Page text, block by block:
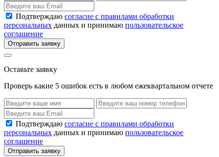
Подтверждаю согласие с правилами обработки
персональных данных и принимаю пользовательское
соглашение
Отправить заявку
Оставьте заявку
Проверь какие 5 ошибок есть в любом ежеквартальном отчете
Подтверждаю согласие с правилами обработки
персональных данных и принимаю пользовательское
соглашение
Отправить заявку